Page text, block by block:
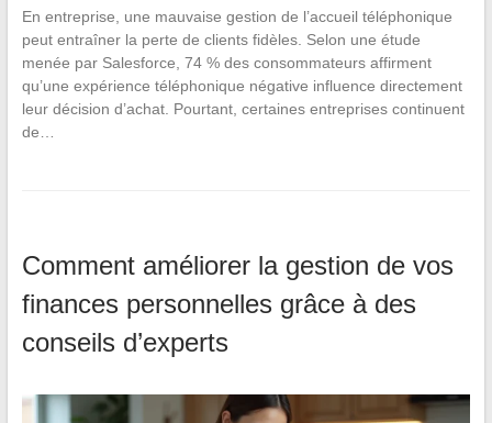
En entreprise, une mauvaise gestion de l’accueil téléphonique
peut entraîner la perte de clients fidèles. Selon une étude
menée par Salesforce, 74 % des consommateurs affirment
qu’une expérience téléphonique négative influence directement
leur décision d’achat. Pourtant, certaines entreprises continuent
de…
Comment améliorer la gestion de vos
finances personnelles grâce à des
conseils d’experts